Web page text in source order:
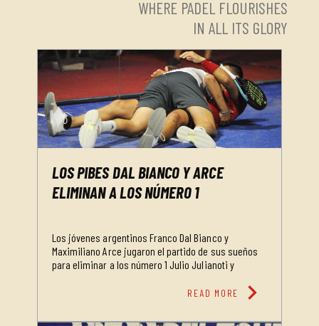
WHERE PADEL FLOURISHES
IN ALL ITS GLORY
LOS PIBES DAL BIANCO Y ARCE
ELIMINAN A LOS NÚMERO 1
Los jóvenes argentinos Franco Dal Bianco y
Maximiliano Arce jugaron el partido de sus sueños
para eliminar a los número 1 Julio Julianoti y
READ MORE chevron_right